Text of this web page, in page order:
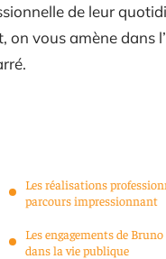
de leur
vous amène dans
Les réalisations
parcours impressionnant
Les engagements de
dans la vie publique